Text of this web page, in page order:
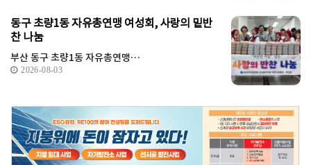
동구 초량1동 자유총연맹 여성회, 사랑의 밑반
찬 나눔
부산 동구 초량1동 자유총연맹…
2026-08-03